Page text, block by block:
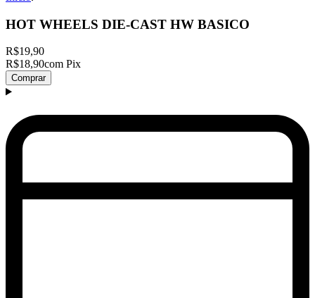
HOT WHEELS DIE-CAST HW BASICO
R$19,90
R$18,90com Pix
Comprar